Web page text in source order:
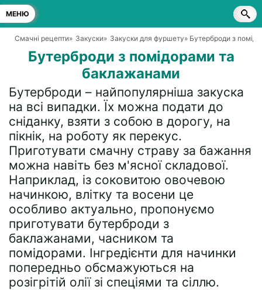
МЕНЮ
Смачні рецепти» Закуски» Закуски для фуршету» Бутерброди з
Бутерброди з помідорами та
баклажанами
Бутерброди – найпопулярніша закуска
на всі випадки. Їх можна подати до
сніданку, взяти з собою в дорогу, на
пікнік, на роботу як перекус.
Приготувати смачну страву за бажання
можна навіть без м'ясної складової.
Наприклад, із соковитою овочевою
начинкою, влітку та восени це
особливо актуально, пропонуємо
приготувати бутерброди з
баклажанами, часником та
помідорами. Інгредієнти для начинки
попередньо обсмажуються на
розігрітій олії зі спеціями та сіллю.